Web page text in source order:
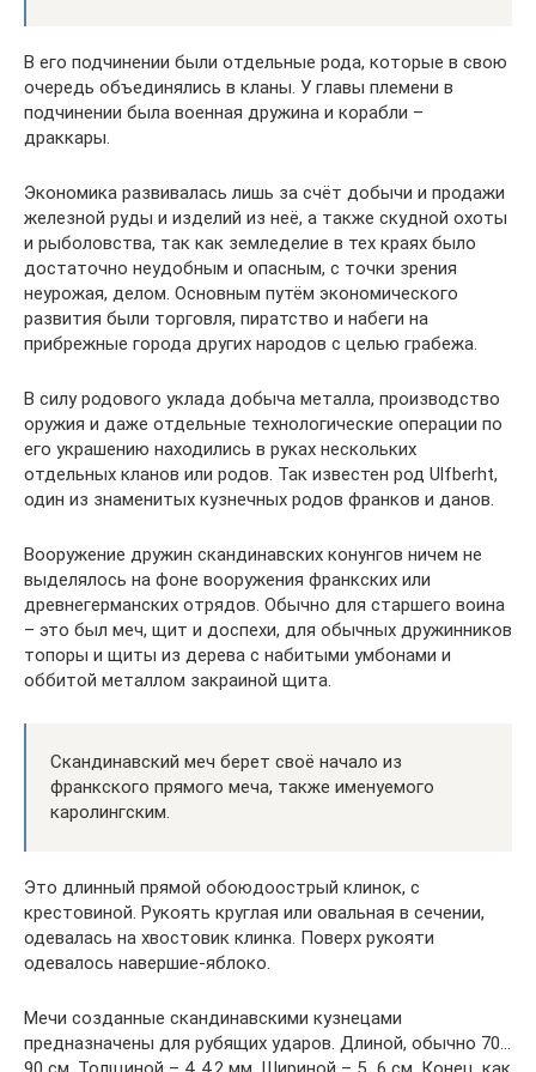
В его подчинении были отдельные рода, которые в свою
очередь объединялись в кланы. У главы племени в
подчинении была военная дружина и корабли –
драккары.
Экономика развивалась лишь за счёт добычи и продажи
железной руды и изделий из неё, а также скудной охоты
и рыболовства, так как земледелие в тех краях было
достаточно неудобным и опасным, с точки зрения
неурожая, делом. Основным путём экономического
развития были торговля, пиратство и набеги на
прибрежные города других народов с целью грабежа.
В силу родового уклада добыча металла, производство
оружия и даже отдельные технологические операции по
его украшению находились в руках нескольких
отдельных кланов или родов. Так известен род Ulfberht,
один из знаменитых кузнечных родов франков и данов.
Вооружение дружин скандинавских конунгов ничем не
выделялось на фоне вооружения франкских или
древнегерманских отрядов. Обычно для старшего воина
– это был меч, щит и доспехи, для обычных дружинников
топоры и щиты из дерева с набитыми умбонами и
оббитой металлом закраиной щита.
Скандинавский меч берет своё начало из
франкского прямого меча, также именуемого
каролингским.
Это длинный прямой обоюдоострый клинок, с
крестовиной. Рукоять круглая или овальная в сечении,
одевалась на хвостовик клинка. Поверх рукояти
одевалось навершие-яблоко.
Мечи созданные скандинавскими кузнецами
предназначены для рубящих ударов. Длиной, обычно 70…